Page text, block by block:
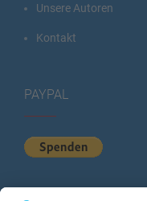
Unsere Autoren
Kontakt
PAYPAL